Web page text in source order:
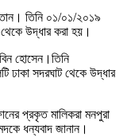
তিনি ০১/০১/২০১৯
থেকে উদ্ধার করা হয়।
হোসেন।তিনি
ঢাকা সদরঘাট থেকে উদ্ধার
প্রকৃত মালিকরা মনপুরা
ধন্যবাদ জানান।